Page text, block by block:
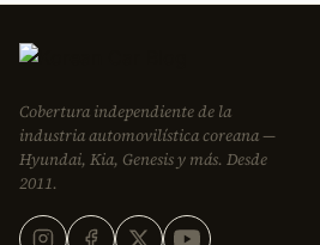
Cobertura independiente de la
industria automovilística coreana —
Hyundai, Kia, Genesis y más. Desde
2011.